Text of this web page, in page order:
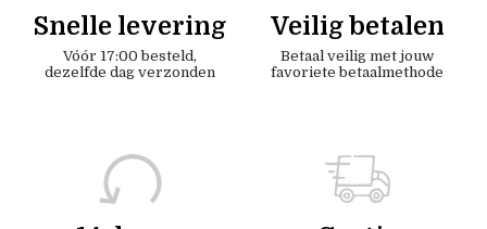
Snelle levering
Vóór 17:00 besteld,
dezelfde dag verzonden
Veilig betalen
Betaal veilig met jouw
favoriete betaalmethode